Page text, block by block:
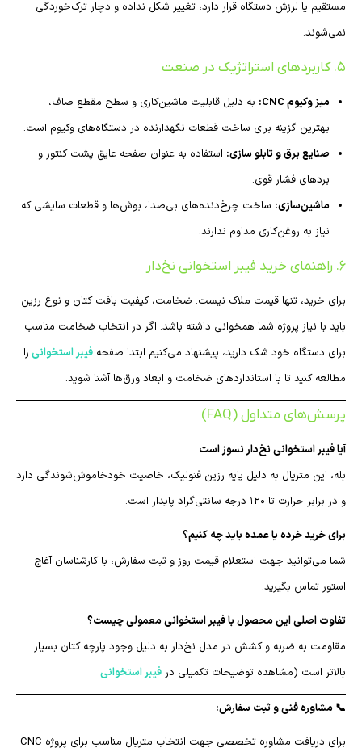
مستقیم یا لرزش دستگاه قرار دارد، تغییر شکل نداده و دچار ترک‌خوردگی
نمی‌شوند.
۵. کاربردهای استراتژیک در صنعت
میز وکیوم CNC:
به دلیل قابلیت ماشین‌کاری و سطح مقطع صاف،
بهترین گزینه برای ساخت قطعات نگهدارنده در دستگاه‌های وکیوم است.
صنایع برق و تابلو سازی: استفاده به عنوان صفحه عایق پشت کنتور و
بردهای فشار قوی.
ماشین‌سازی: ساخت چرخ‌دنده‌های بی‌صدا، بوش‌ها و قطعات سایشی که
نیاز به روغن‌کاری مداوم ندارند.
۶. راهنمای خرید فیبر استخوانی نخ‌دار
برای خرید، تنها قیمت ملاک نیست. ضخامت، کیفیت بافت کتان و نوع رزین
باید با نیاز پروژه شما همخوانی داشته باشد. اگر در انتخاب ضخامت مناسب
برای دستگاه خود شک دارید، پیشنهاد می‌کنیم ابتدا صفحه فیبر استخوانی را
مطالعه کنید تا با استانداردهای ضخامت و ابعاد ورق‌ها آشنا شوید.
پرسش‌های متداول (FAQ)
آیا فیبر استخوانی نخ‌دار نسوز است
بله، این متریال به دلیل پایه رزین فنولیک، خاصیت خودخاموش‌شوندگی دارد
و در برابر حرارت تا ۱۲۰ درجه سانتی‌گراد پایدار است.
برای خرید خرده یا عمده باید چه کنیم؟
شما می‌توانید جهت استعلام قیمت روز و ثبت سفارش، با کارشناسان آغاج
استور تماس بگیرید.
تفاوت اصلی این محصول با فیبر استخوانی معمولی چیست؟
مقاومت به ضربه و کشش در مدل نخ‌دار به دلیل وجود پارچه کتان بسیار
بالاتر است (مشاهده توضیحات تکمیلی در فیبر استخوانی
📞 مشاوره فنی و ثبت سفارش:
برای دریافت مشاوره تخصصی جهت انتخاب متریال مناسب برای پروژه CNC